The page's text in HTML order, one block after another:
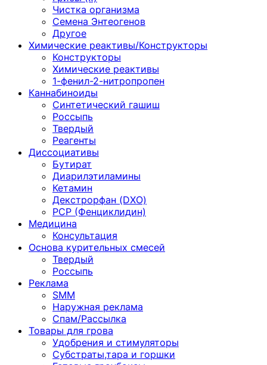
Чистка организма
Семена Энтеогенов
Другое
Химические реактивы/Конструкторы
Конструкторы
Химические реактивы
1-фенил-2-нитропропен
Каннабиноиды
Синтетический гашиш
Россыпь
Твердый
Реагенты
Диссоциативы
Бутират
Диарилэтиламины
Кетамин
Декстрорфан (DXO)
PCP (Фенциклидин)
Медицина
Консультация
Основа курительных смесей
Твердый
Россыпь
Реклама
SMM
Наружная реклама
Спам/Рассылка
Товары для грова
Удобрения и стимуляторы
Субстраты,тара и горшки